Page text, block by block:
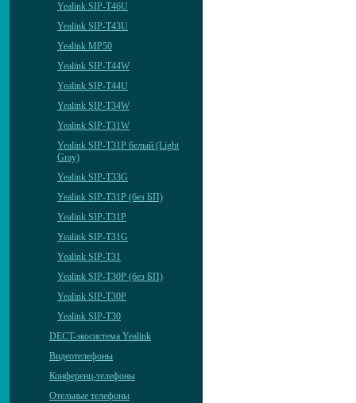
Yealink SIP-T46U
Yealink SIP-T43U
Yealink MP50
Yealink SIP-T44W
Yealink SIP-T44U
Yealink SIP-T34W
Yealink SIP-T31W
Yealink SIP-T31P белый (Light
Gray)
Yealink SIP-T33G
Yealink SIP-T31P (без БП)
Yealink SIP-T31P
Yealink SIP-T31G
Yealink SIP-T31
Yealink SIP-T30P (без БП)
Yealink SIP-T30P
Yealink SIP-T30
DECT-экосистема Yealink
Видеотелефоны
Конференц-телефоны
Отельные телефоны